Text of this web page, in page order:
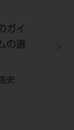
ガイ
の選
史